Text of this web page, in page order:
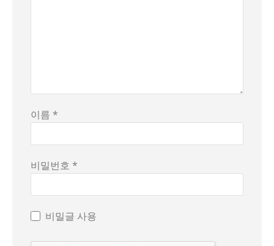
이름 *
비밀번호 *
비밀글 사용